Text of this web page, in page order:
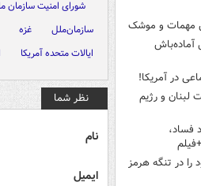
مهمات و موشک
آماده‌باش
در آمریکا!
لبنان و رژیم
فساد،
را در تنگه هرمز
شورای امنیت سازمان
سازمان‌ملل
غزه
ایالات متحده آمریکا
نظر شما
نام
ایمیل